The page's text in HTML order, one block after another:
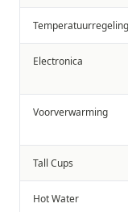
Temperatuurregeling
Electronica
Voorverwarming
Tall Cups
Hot Water